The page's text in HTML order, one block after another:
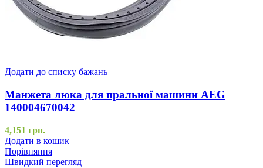
Додати до списку бажань
Манжета люка для пральної машини AEG
140004670042
4,151 грн.
Додати в кошик
Порівняння
Швидкий перегляд